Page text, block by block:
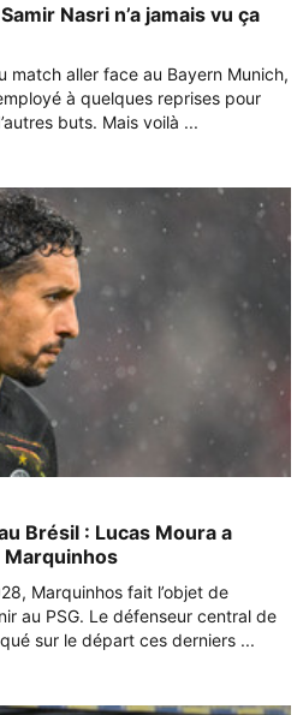
Nasri n’a jamais vu ça
match aller face au Bayern Munich,
à quelques reprises pour
buts. Mais voilà ...
Brésil : Lucas Moura a
Marquinhos fait l’objet de
au PSG. Le défenseur central de
sur le départ ces derniers ...